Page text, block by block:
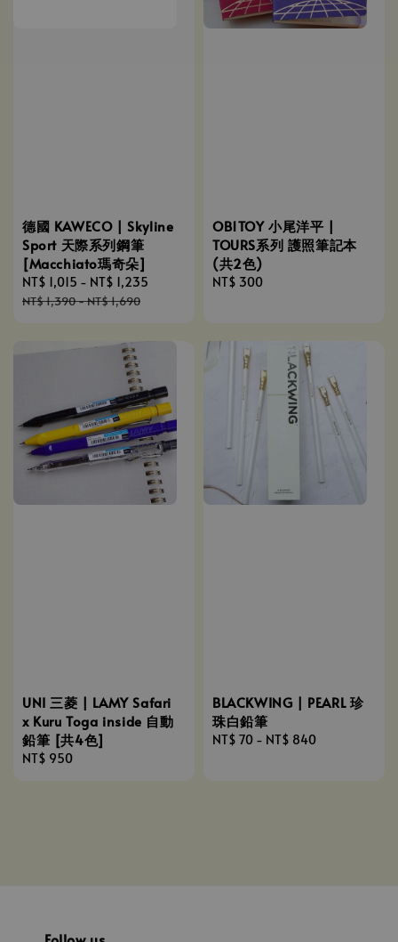
德國 KAWECO | Skyline
Sport 天際系列鋼筆
[Macchiato瑪奇朵]
Sale
price
NT$ 1,015 - NT$ 1,235
NT$ 1,390-NT$ 1,690
OB1TOY 小尾洋平 |
TOURS系列 護照筆記本
(共2色)
Regular
NT$ 300
UNI 三菱 | LAMY Safari
x Kuru Toga inside 自動
鉛筆 [共4色]
Regular
NT$ 950
BLACKWING | PEARL 珍
珠白鉛筆
Regular
NT$ 70 - NT$ 840